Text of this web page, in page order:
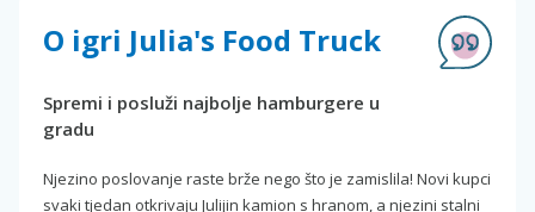
O igri Julia's Food Truck
Spremi i posluži najbolje hamburgere u
gradu
Njezino poslovanje raste brže nego što je zamislila! Novi kupci
svaki tjedan otkrivaju Julijin kamion s hranom, a njezini stalni